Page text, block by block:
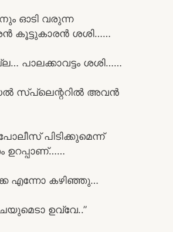
ഓടി വരുന്ന
കൂട്ടുകാരൻ ശശി……
പാലക്കാവട്ടം ശശി……
സ്പ്ലെന്ററിൽ അവൻ
പിടിക്കുമെന്ന്
ഉറപ്പാണ്……
എന്നോ കഴിഞ്ഞു…
ഉവ്വേ..”